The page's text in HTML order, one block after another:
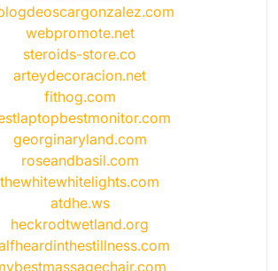
webpromote.net
steroids-store.co
arteydecoracion.net
fithog.com
georginaryland.com
roseandbasil.com
thewhitewhitelights.com
atdhe.ws
heckrodtwetland.org